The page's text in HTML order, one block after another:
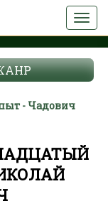
- Чадович